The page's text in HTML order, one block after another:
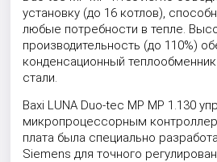
установку (до 16 котлов),
любые потребности в тепле.
производительность (до 110%)
конденсационный
стали.
Baxi LUNA Duo-tec MP MP 1.130
микропроцессорным
плата была специально
Siemens для точного